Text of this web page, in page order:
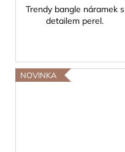
Trendy bangle náramek s
detailem perel.
NOVINKA